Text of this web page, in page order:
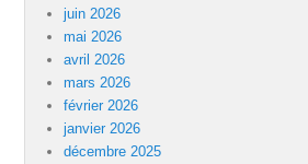
juin 2026
mai 2026
avril 2026
mars 2026
février 2026
janvier 2026
décembre 2025